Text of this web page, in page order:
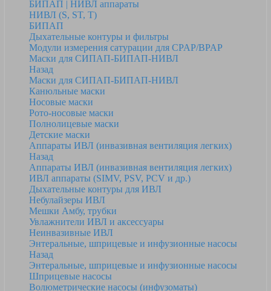
БИПАП | НИВЛ аппараты
НИВЛ (S, ST, T)
БИПАП
Дыхательные контуры и фильтры
Модули измерения сатурации для CPAP/BPAP
Маски для СИПАП-БИПАП-НИВЛ
Назад
Маски для СИПАП-БИПАП-НИВЛ
Канюльные маски
Носовые маски
Рото-носовые маски
Полнолицевые маски
Детские маски
Аппараты ИВЛ (инвазивная вентиляция легких)
Назад
Аппараты ИВЛ (инвазивная вентиляция легких)
ИВЛ аппараты (SIMV, PSV, PCV и др.)
Дыхательные контуры для ИВЛ
Небулайзеры ИВЛ
Мешки Амбу, трубки
Увлажнители ИВЛ и аксессуары
Неинвазивные ИВЛ
Энтеральные, шприцевые и инфузионные насосы
Назад
Энтеральные, шприцевые и инфузионные насосы
Шприцевые насосы
Волюметрические насосы (инфузоматы)